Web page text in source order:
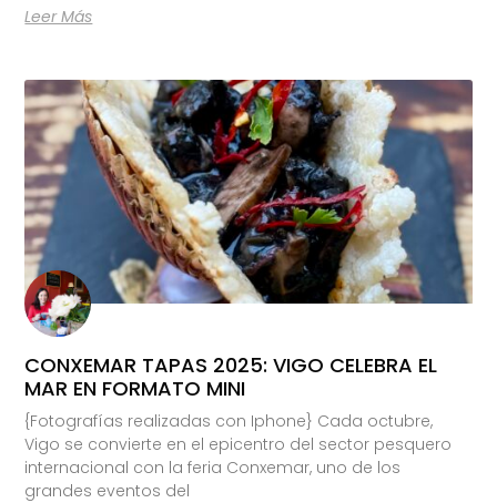
Leer Más
CONXEMAR TAPAS 2025: VIGO CELEBRA EL
MAR EN FORMATO MINI
{Fotografías realizadas con Iphone} Cada octubre,
Vigo se convierte en el epicentro del sector pesquero
internacional con la feria Conxemar, uno de los
grandes eventos del